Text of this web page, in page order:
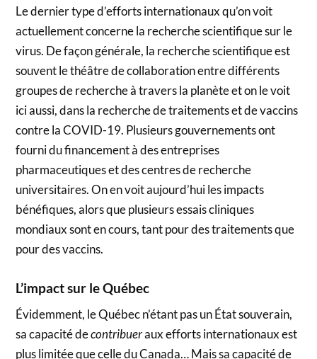
Le dernier type d’efforts internationaux qu’on voit
actuellement concerne la recherche scientifique sur le
virus. De façon générale, la recherche scientifique est
souvent le théâtre de collaboration entre différents
groupes de recherche à travers la planète et on le voit
ici aussi, dans la recherche de traitements et de vaccins
contre la COVID-19. Plusieurs gouvernements ont
fourni du financement à des entreprises
pharmaceutiques et des centres de recherche
universitaires. On en voit aujourd’hui les impacts
bénéfiques, alors que plusieurs essais cliniques
mondiaux sont en cours, tant pour des traitements que
pour des vaccins.
L’impact sur le Québec
Évidemment, le Québec n’étant pas un État souverain,
sa capacité decontribueraux efforts internationaux est
plus limitée que celle du Canada… Mais sa capacité de